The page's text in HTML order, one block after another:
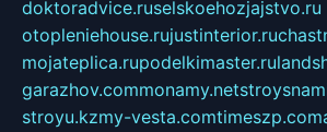
doktoradvice.ruselskoehozjajstvo.ru
otopleniehouse.rujustinterior.ru
mojateplica.rupodelkimaster.ru
garazhov.commonamy.net
stroyu.kzmy-vesta.comtimeszp.com